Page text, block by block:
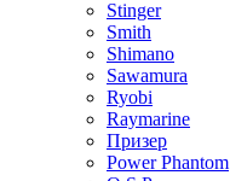
Stinger
Smith
Shimano
Sawamura
Ryobi
Raymarine
Призер
Power Phantom